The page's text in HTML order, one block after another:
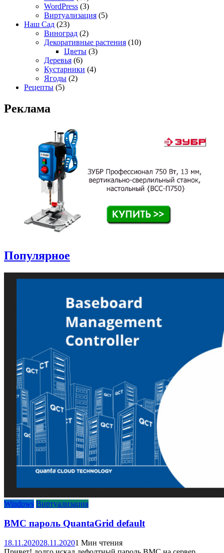
WordPress (3)
Виртуализация (5)
Наш Сад (23)
Виноград (2)
Декоративные растения (10)
Цветы (3)
Деревья (6)
Кустарники (4)
Ягоды (2)
Рецепты (5)
Реклама
Популярное
Windows Виртуализация
BMC пароль QuantaGrid default
18.11.202028.11.20201 Мин чтения